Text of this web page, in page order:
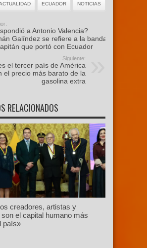
ECUADOR NOTICIAS
a Antonio Valencia?
Galíndez se refiere a la banda
que portó con Ecuador
Siguiente:
el tercer país de América
el precio más barato de la
gasolina extra
RELACIONADOS
creadores, artistas y
el capital humano más
país»